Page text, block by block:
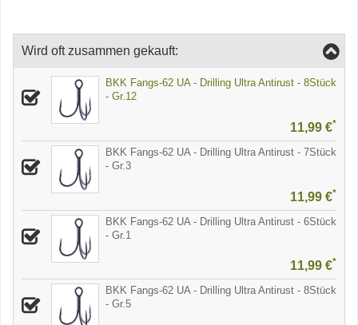
Wird oft zusammen gekauft:
BKK Fangs-62 UA - Drilling Ultra Antirust - 8Stück
- Gr.12
11,99 €*
BKK Fangs-62 UA - Drilling Ultra Antirust - 7Stück
- Gr.3
11,99 €*
BKK Fangs-62 UA - Drilling Ultra Antirust - 6Stück
- Gr.1
11,99 €*
BKK Fangs-62 UA - Drilling Ultra Antirust - 8Stück
- Gr.5